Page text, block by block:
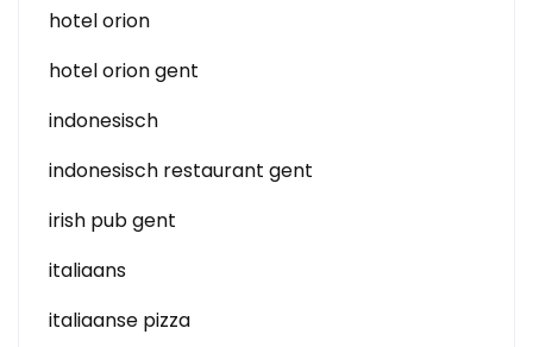
hotel orion
hotel orion gent
indonesisch
indonesisch restaurant gent
irish pub gent
italiaans
italiaanse pizza